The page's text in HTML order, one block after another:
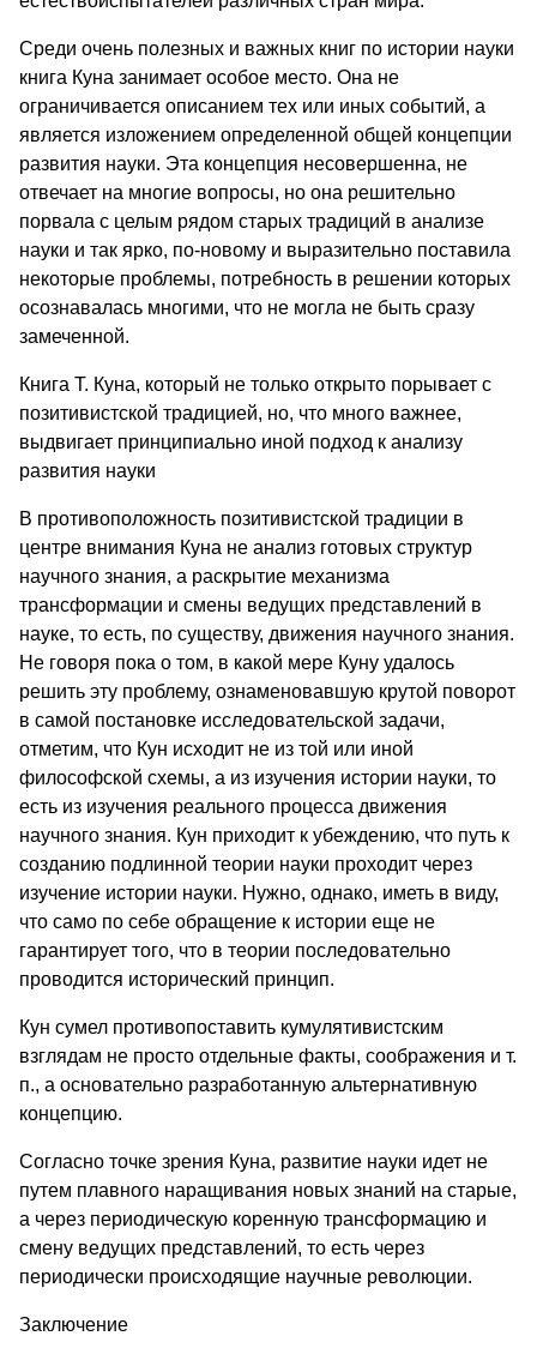
Среди очень полезных и важных книг по истории науки
книга Куна занимает особое место. Она не
ограничивается описанием тех или иных событий, а
является изложением определенной общей концепции
развития науки. Эта концепция несовершенна, не
отвечает на многие вопросы, но она решительно
порвала с целым рядом старых традиций в анализе
науки и так ярко, по-новому и выразительно поставила
некоторые проблемы, потребность в решении которых
осознавалась многими, что не могла не быть сразу
замеченной.
Книга Т. Куна, который не только открыто порывает с
позитивистской традицией, но, что много важнее,
выдвигает принципиально иной подход к анализу
развития науки
В противоположность позитивистской традиции в
центре внимания Куна не анализ готовых структур
научного знания, а раскрытие механизма
трансформации и смены ведущих представлений в
науке, то есть, по существу, движения научного знания.
Не говоря пока о том, в какой мере Куну удалось
решить эту проблему, ознаменовавшую крутой поворот
в самой постановке исследовательской задачи,
отметим, что Кун исходит не из той или иной
философской схемы, а из изучения истории науки, то
есть из изучения реального процесса движения
научного знания. Кун приходит к убеждению, что путь к
созданию подлинной теории науки проходит через
изучение истории науки. Нужно, однако, иметь в виду,
что само по себе обращение к истории еще не
гарантирует того, что в теории последовательно
проводится исторический принцип.
Кун сумел противопоставить кумулятивистским
взглядам не просто отдельные факты, соображения и т.
п., а основательно разработанную альтернативную
концепцию.
Согласно точке зрения Куна, развитие науки идет не
путем плавного наращивания новых знаний на старые,
а через периодическую коренную трансформацию и
смену ведущих представлений, то есть через
периодически происходящие научные революции.
Заключение